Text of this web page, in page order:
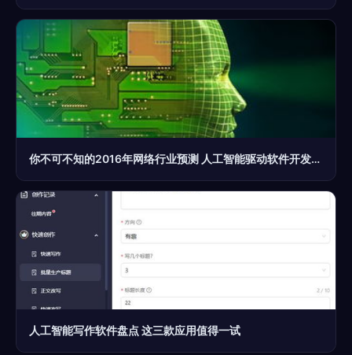
你不可不知的2016年网络行业预测 人工智能驱动软件开发新时代
人工智能写作软件盘点 这三款应用值得一试